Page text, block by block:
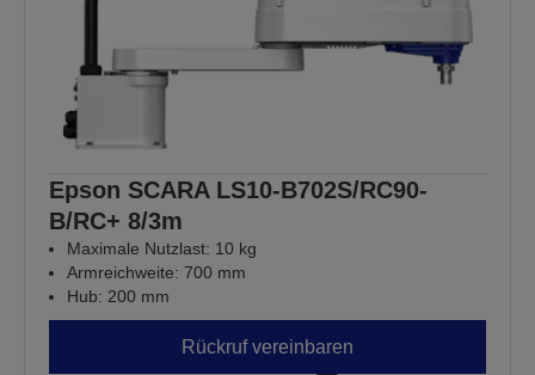
Epson SCARA LS10-B702S/RC90-
B/RC+ 8/3m
Maximale Nutzlast: 10 kg
Armreichweite: 700 mm
Hub: 200 mm
Rückruf vereinbaren